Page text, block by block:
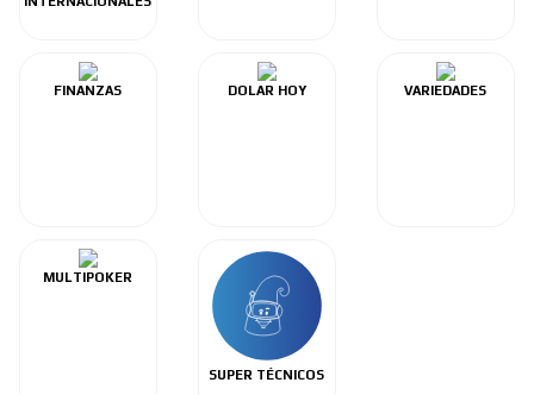
FINANZAS DOLAR HOY VARIEDADES
MULTIPOKER
SUPER TÉCNICOS